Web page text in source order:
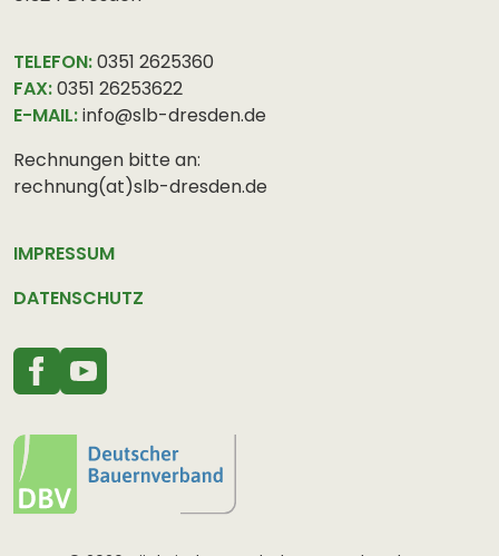
TELEFON:0351 2625360
FAX:0351 26253622
E-MAIL:info@slb-dresden.de
Rechnungen bitte an:
rechnung(at)slb-dresden.de
IMPRESSUM
DATENSCHUTZ